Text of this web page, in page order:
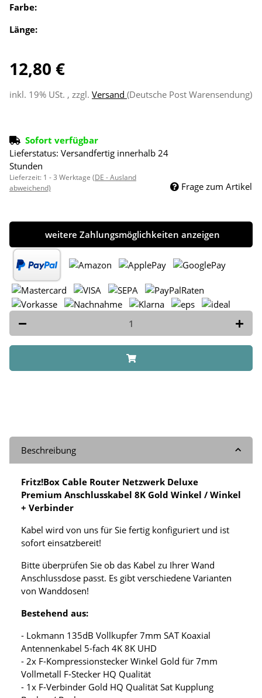
Farbe:
Länge:
12,80 €
inkl. 19% USt. , zzgl. Versand (Deutsche Post Warensendung)
Sofort verfügbar
Lieferstatus: Versandfertig innerhalb 24
Stunden
Lieferzeit: 1 - 3 Werktage (DE - Ausland
abweichend)
Frage zum Artikel
weitere Zahlungsmöglichkeiten anzeigen
Beschreibung
Fritz!Box Cable Router Netzwerk Deluxe
Premium Anschlusskabel 8K Gold Winkel / Winkel
+ Verbinder
Kabel wird von uns für Sie fertig konfiguriert und ist
sofort einsatzbereit!
Bitte überprüfen Sie ob das Kabel zu Ihrer Wand
Anschlussdose passt. Es gibt verschiedene Varianten
von Wanddosen!
Bestehend aus:
- Lokmann 135dB Vollkupfer 7mm SAT Koaxial
Antennenkabel 5-fach 4K 8K UHD
- 2x F-Kompressionstecker Winkel Gold für 7mm
Vollmetall F-Stecker HQ Qualität
- 1x F-Verbinder Gold HQ Qualität Sat Kupplung